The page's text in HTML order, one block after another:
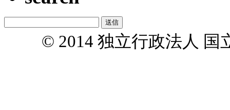
© 2014 独立行政法人 国